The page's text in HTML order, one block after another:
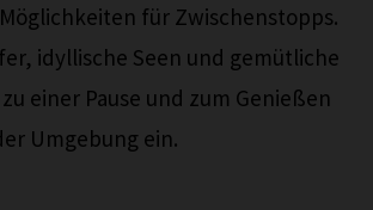
für Zwischenstopps.
idyllische Seen und gemütliche
einer Pause und zum Genießen
Umgebung ein.